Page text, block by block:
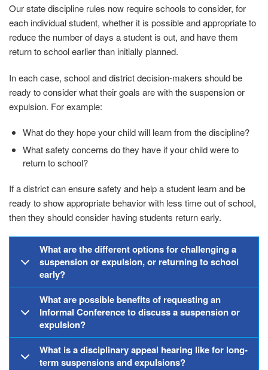
Our state discipline rules now require schools to consider, for
each individual student, whether it is possible and appropriate to
reduce the number of days a student is out, and have them
return to school earlier than initially planned.
In each case, school and district decision-makers should be
ready to consider what their goals are with the suspension or
expulsion. For example:
What do they hope your child will learn from the discipline?
What safety concerns do they have if your child were to
return to school?
If a district can ensure safety and help a student learn and be
ready to show appropriate behavior with less time out of school,
then they should consider having students return early.
What are the different options for challenging a
suspension or expulsion, or returning to school
early?
What are possible benefits of requesting an
Informal Conference to discuss a suspension or
expulsion?
What is a disciplinary appeal hearing like for long-
term suspensions and expulsions?